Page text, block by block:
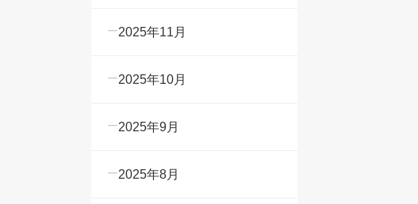
2025年11月
2025年10月
2025年9月
2025年8月